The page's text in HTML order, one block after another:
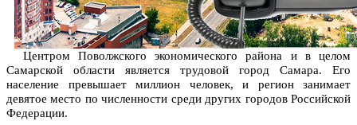
Центром Поволжского экономического района и в целом
Самарской области является трудовой город Самара. Его
население превышает миллион человек, и регион занимает
девятое место по численности среди других городов Российской
Федерации.